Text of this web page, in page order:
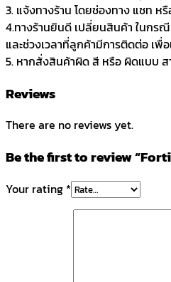
3. แจ้งทางร้าน โดยช่องทาง แชท
4.ทางร้านยินดี เปลี่ยนสินค้า ในกร
และช่วงเวลาที่ลูกค้ามีการติดต่อ เพื่
5. หากสั่งสินค้าผิด สี หรือ ผิดแบบ ส
Reviews
There are no reviews yet.
Be the first to review
Your rating *